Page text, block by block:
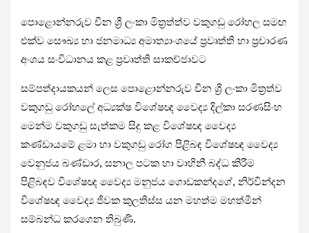
පොළොන්නරුව චීන ශ්‍රී ලංකා මිත්‍රත්ත්ව වකුගඩු රෝහල සමඟ
එක්ව සෞඛ්‍ය හා ජනමාධ්‍ය අමාත්‍යාංශයේ ප්‍රවෘත්ති හා ප්‍රචාරණ
අංශය සංවිධානය කළ ප්‍රවෘත්ති සාකච්ජාවට
සම්පත්දායකයන් ලෙස පොළොන්නරුව චීන ශ්‍රී ලංකා මිත්‍රත්ව
වකුගඩු රෝහලේ අධ්‍යක්ෂ විශේෂඥ වෛද්‍ය දිල්කා සරණසිංහ
මෙන්ම වකුගඩු සැත්කම සිදු කළ විශේෂඥ වෛද්‍ය
කණ්ඩායමේ ළමා හා වකුගඩු රෝග පිළිබඳ විශේෂඥ වෛද්‍ය
වෙනුජය බණ්ඩාර, සනාල පටක හා වාහිනී බද්ධ කිරීම
පිළිබඳව විශේෂඥ වෛද්‍ය මනුජය ගොඩකන්දගේ, නිර්වින්දන
විශේෂඥ වෛද්‍ය ජීවක කුලතිස්ස යන මහත්ම මහත්මීන්
සම්බන්ධ කරගෙන තිබුණි.